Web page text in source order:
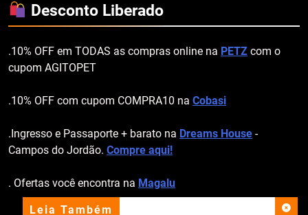
Leia Também
Desconto Liberado
.10% OFF em TODAS as compras online na PETZ com o
cupom AGITOPET
.10% OFF com cupom COMPRA10 na Cobasi
.Ingresso e Passaporte + barato na Dreams House -
Campos do Jordão. Compre aqui!
. Ofertas você encontra na Magalu